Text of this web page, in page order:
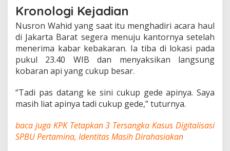
e
n
y
b
a
b
M
a
i
h
i
s
Kronologi Kejadian
Nusron Wahid yang saat itu menghadiri acara haul
di Jakarta Barat segera menuju kantornya setelah
menerima kabar kebakaran. Ia tiba di lokasi pada
pukul 23.40 WIB dan menyaksikan langsung
kobaran api yang cukup besar.
“Tadi pas datang ke sini cukup gede apinya. Saya
masih liat apinya tadi cukup gede,” tuturnya.
baca juga KPK Tetapkan 3 Tersangka Kasus Digitalisasi
SPBU Pertamina, Identitas Masih Dirahasiakan